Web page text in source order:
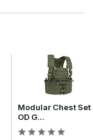
Modular Chest Set
OD G...